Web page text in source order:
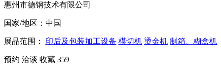
惠州市德钢技术有限公司
国家/地区：中国
展品范围： 印后及包装加工设备 模切机 烫金机 制箱、糊盒机
预约 洽谈 收藏 359